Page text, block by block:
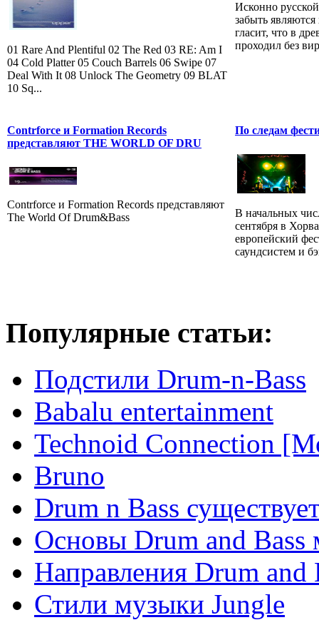
01 Rare And Plentiful 02 The Red 03 RE: Am I
04 Cold Platter 05 Couch Barrels 06 Swipe 07
Deal With It 08 Unlock The Geometry 09 BLAT
10 Sq...
Исконно
забыть
гласит, что в
проходил без
Contrforce и Formation Records
представляют THE WORLD OF DRU
Contrforce и Formation Records представляют
The World Of Drum&Bass
По следам
В начальных
сентября в
европейский
саундсистем и
Популярные статьи:
Подстили Drum-n-Bass
Babalu entertainment
Technoid Connection
Bruno
Drum n Bass
Основы Drum and Bass
Направления Drum and
Стили музыки Jungle